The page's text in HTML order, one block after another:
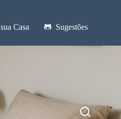
Casa Sugestões